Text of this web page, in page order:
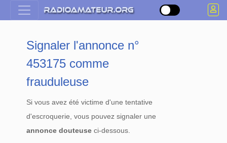
Signaler l'annonce n°
453175 comme
frauduleuse
Si vous avez été victime d'une tentative
d'escroquerie, vous pouvez signaler une
annonce douteuse ci-dessous.